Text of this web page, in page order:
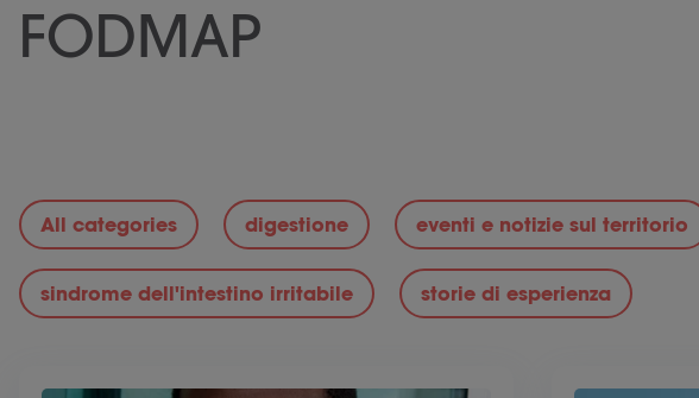
FODMAP
All categories digestione eventi e notizie sul territorio
sindrome dell'intestino irritabile storie di esperienza